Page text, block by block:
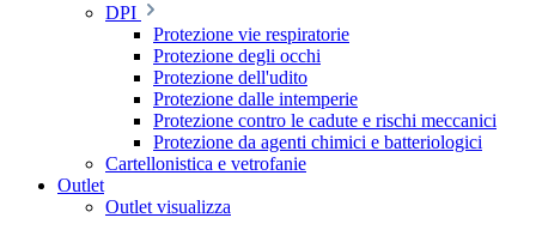
DPI
Protezione vie respiratorie
Protezione degli occhi
Protezione dell'udito
Protezione dalle intemperie
Protezione contro le cadute e rischi meccanici
Protezione da agenti chimici e batteriologici
Cartellonistica e vetrofanie
Outlet
Outlet visualizza